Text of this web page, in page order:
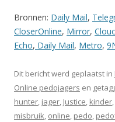
Bronnen: Daily Mail,
CloserOnline, Mirror,
Echo, Daily Mail, Metro,
Dit bericht werd geplaatst in
Online pedojagers en
hunter, jager, Justice, kinder,
misbruik, online, pedo,